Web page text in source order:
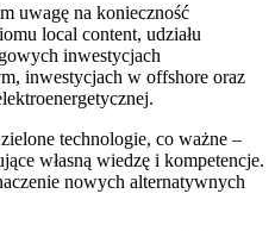
uwagę na konieczność
local content, udziału
inwestycjach
inwestycjach w offshore oraz
technologie, co ważne –
własną wiedzę i kompetencje.
nowych alternatywnych